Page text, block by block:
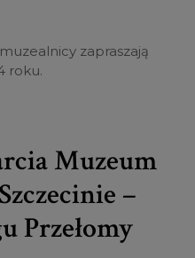
zapraszają
roku.
Muzeum
–
Przełomy